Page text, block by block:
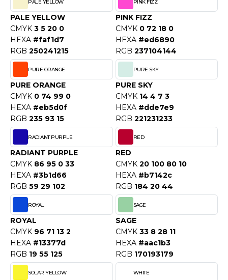
JAYS
ONE TOWELLING
CITY
MILL
PALE YELLOW
PALE YELLOW
CMYK 3 5 20 0
HEXA #faf1d7
RGB 250241215
PINK FIZZ
PINK FIZZ
CMYK 0 72 18 0
HEXA #ed6890
RGB 237104144
PURE ORANGE
PURE ORANGE
CMYK 0 74 99 0
HEXA #eb5d0f
RGB 235 93 15
PURE SKY
PURE SKY
CMYK 14 4 7 3
HEXA #dde7e9
RGB 221231233
RADIANT PURPLE
RADIANT PURPLE
CMYK 86 95 0 33
HEXA #3b1d66
RGB 59 29 102
RED
RED
CMYK 20 100 80 10
HEXA #b7142c
RGB 184 20 44
ROYAL
ROYAL
CMYK 96 71 13 2
HEXA #13377d
RGB 19 55 125
SAGE
SAGE
CMYK 33 8 28 11
HEXA #aac1b3
RGB 170193179
SOLAR YELLOW WHITE